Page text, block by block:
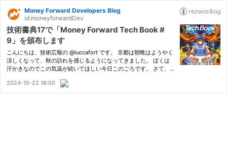
Money Forward Developers Blog
id:moneyforwardDev
技術書典17で「Money Forward Tech Book #
9」を頒布します
こんにちは、技術広報の @luccafort です。 京都は朝晩はようやく
涼しくなって、秋の訪れを感じるようになってきました。 ぼくは
汗かきなのでこの気温が続いてほしい今日このごろです。 さて、
す！ 我々「まねふぉ執筆部」も先日、ようやく印刷所にデータ入…
2024-10-22 18:00